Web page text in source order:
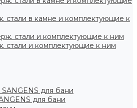
стали в камне и комплектующие к
стали и комплектующие к ним
для бани